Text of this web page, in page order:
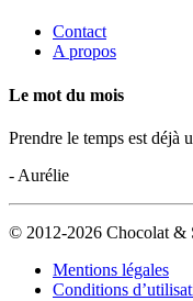
Contact
A propos
Le mot du mois
Prendre le temps est déjà
- Aurélie
© 2012-2026 Chocolat &
Mentions légales
Conditions